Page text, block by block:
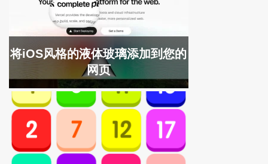
将iOS风格的液体玻璃添加到您的
网页